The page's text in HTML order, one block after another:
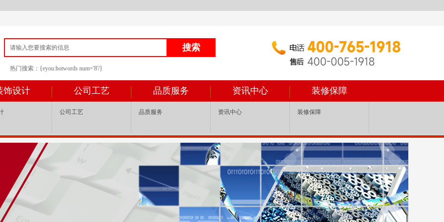
热门搜索：{eyou:hotwords num='8'/}
饰设计 公司工艺 品质服务 资讯中心 装修保障
公司工艺 品质服务 资讯中心 装修保障